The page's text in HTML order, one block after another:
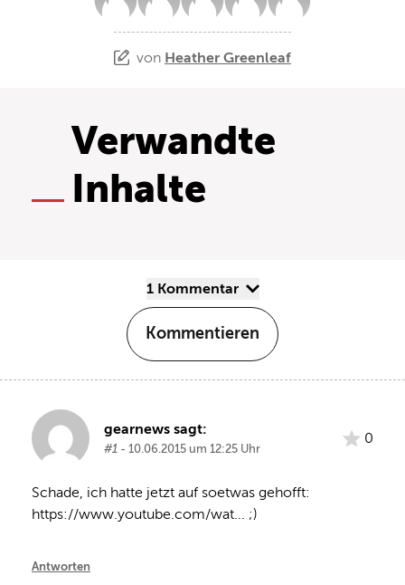
von Heather Greenleaf
Verwandte
Inhalte
1 Kommentar
Kommentieren
gearnews sagt:
#1 - 10.06.2015 um 12:25 Uhr
0
Schade, ich hatte jetzt auf soetwas gehofft:
https://www.youtube.com/wat... ;)
Antworten